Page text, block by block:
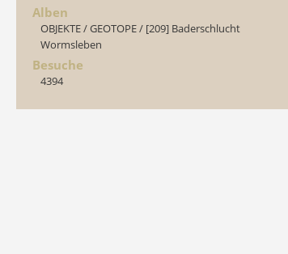
Alben
OBJEKTE/GEOTOPE/ [209] Baderschlucht
Wormsleben
Besuche
4394